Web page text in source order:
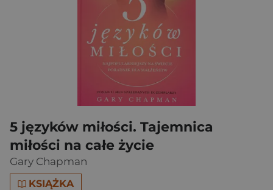
5 języków miłości. Tajemnica
miłości na całe życie
Gary Chapman
KSIĄŻKA